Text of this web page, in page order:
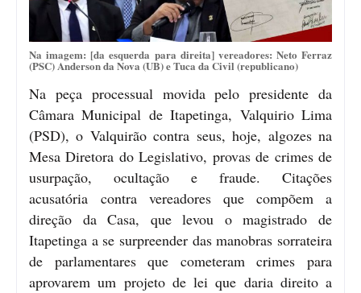
Na imagem: [da esquerda para direita] vereadores: Neto Ferraz
(PSC) Anderson da Nova (UB) e Tuca da Civil (republicano)
Na peça processual movida pelo presidente da
Câmara Municipal de Itapetinga, Valquirio Lima
(PSD), o Valquirão contra seus, hoje, algozes na
Mesa Diretora do Legislativo, provas de crimes de
usurpação, ocultação e fraude. Citações
acusatória contra vereadores que compõem a
direção da Casa, que levou o magistrado de
Itapetinga a se surpreender das manobras sorrateira
de parlamentares que cometeram crimes para
aprovarem um projeto de lei que daria direito a